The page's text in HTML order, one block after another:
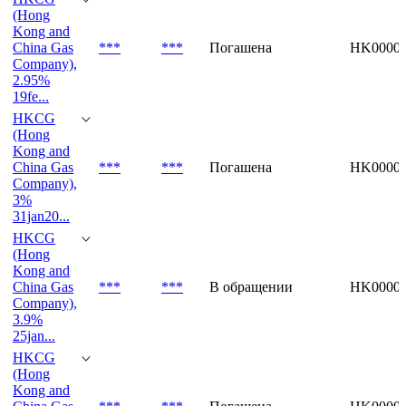
(Hong
Kong and
China Gas
Company),
2.95%
19fe...
*** *** Погашена
HKCG
(Hong
Kong and
China Gas
Company),
3%
31jan20...
*** *** Погашена
HKCG
(Hong
Kong and
China Gas
Company),
3.9%
25jan...
*** *** В обращении
HKCG
(Hong
Kong and